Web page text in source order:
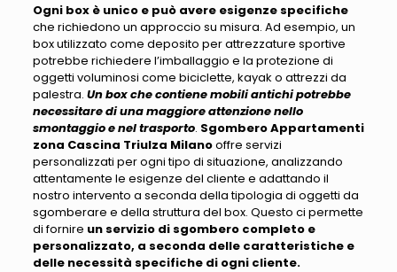
Ogni box è unico e può avere esigenze specifiche
che richiedono un approccio su misura. Ad esempio, un
box utilizzato come deposito per attrezzature sportive
potrebbe richiedere l’imballaggio e la protezione di
oggetti voluminosi come biciclette, kayak o attrezzi da
palestra. Un box che contiene mobili antichi potrebbe
necessitare di una maggiore attenzione nello
smontaggio e nel trasporto. Sgombero Appartamenti
zona Cascina Triulza Milanooffre servizi
personalizzati per ogni tipo di situazione, analizzando
attentamente le esigenze del cliente e adattando il
nostro intervento a seconda della tipologia di oggetti da
sgomberare e della struttura del box. Questo ci permette
di fornire un servizio di sgombero completo e
personalizzato, a seconda delle caratteristiche e
delle necessità specifiche di ogni cliente.